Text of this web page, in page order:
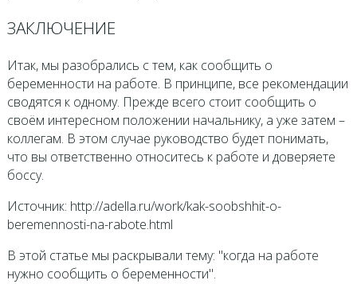
ЗАКЛЮЧЕНИЕ
Итак, мы разобрались с тем, как сообщить о
беременности на работе. В принципе, все рекомендации
сводятся к одному. Прежде всего стоит сообщить о
своём интересном положении начальнику, а уже затем –
коллегам. В этом случае руководство будет понимать,
что вы ответственно относитесь к работе и доверяете
боссу.
Источник: http://adella.ru/work/kak-soobshhit-o-
beremennosti-na-rabote.html
В этой статье мы раскрывали тему: "когда на работе
нужно сообщить о беременности".